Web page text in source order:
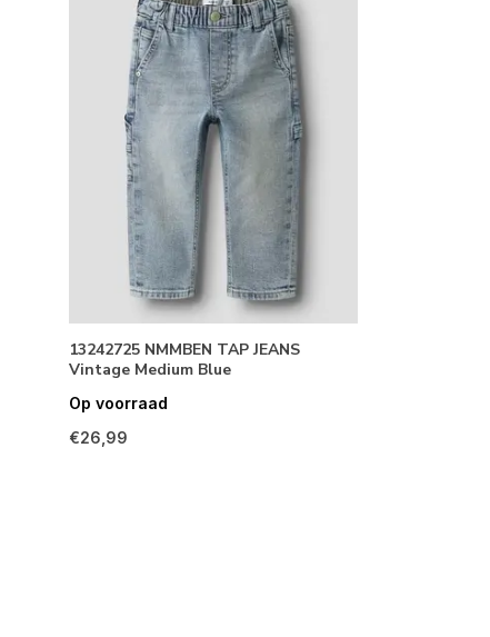
13242725 NMMBEN TAP JEANS
Vintage Medium Blue
Op voorraad
€26,99